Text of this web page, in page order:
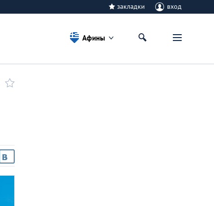
закладки вход
Афины